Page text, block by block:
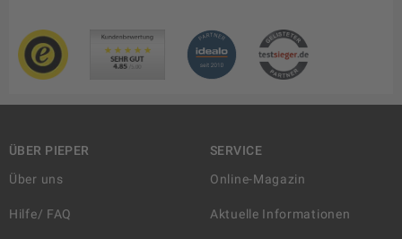
ÜBER PIEPER
Über uns
Hilfe/ FAQ
SERVICE
Online-Magazin
Aktuelle Informationen